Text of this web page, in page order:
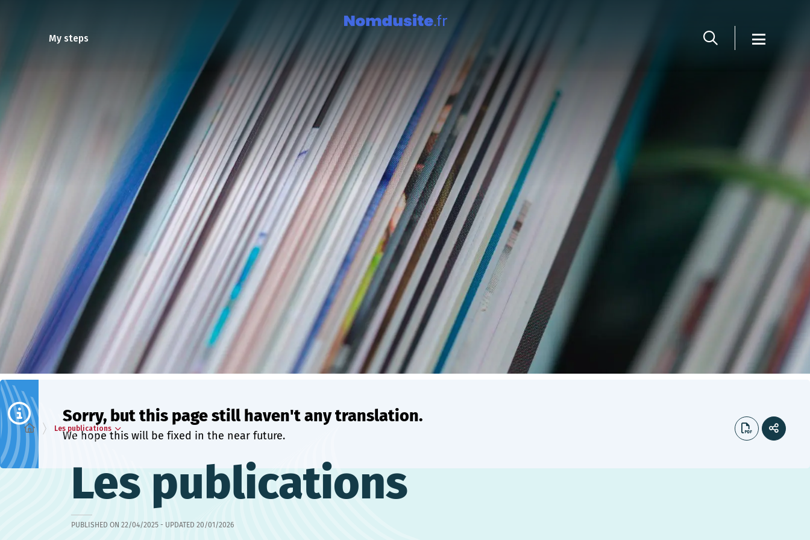
My steps
Sorry, but this page still haven't any translation.
We hope this will be fixed in the near future.
Les publications
Les publications
PUBLISHED ON 22/04/2025 - UPDATED 20/01/2026